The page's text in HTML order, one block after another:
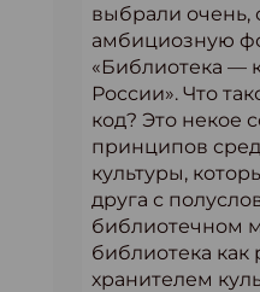
выбрали очень,
амбициозную
«Библиотека —
России». Что
код? Это некое
принципов
культуры,
друга с
библиотечном
библиотека как
хранителем